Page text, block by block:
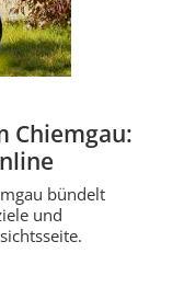
Chiemgau:
bündelt
und